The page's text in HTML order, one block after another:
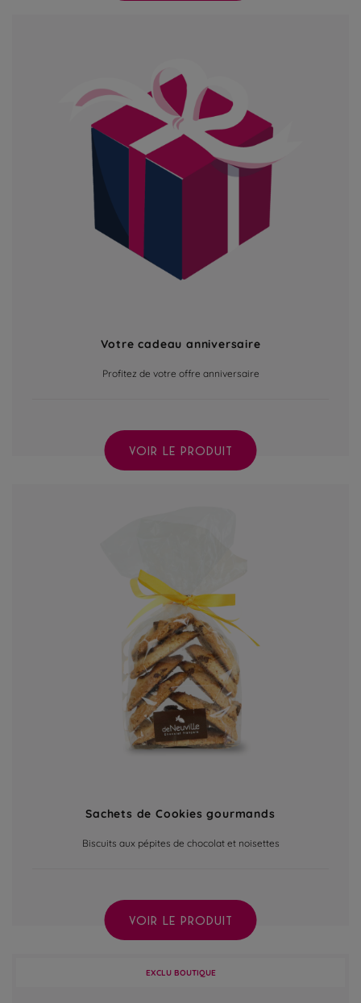
Votre cadeau anniversaire
Profitez de votre offre anniversaire
VOIR LE PRODUIT
Sachets de Cookies gourmands
Biscuits aux pépites de chocolat et noisettes
VOIR LE PRODUIT
EXCLU BOUTIQUE